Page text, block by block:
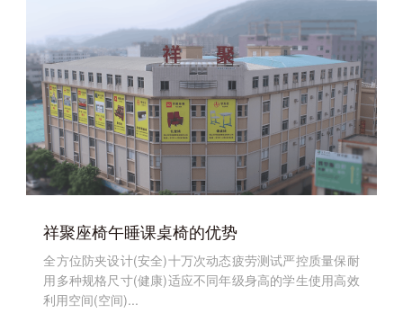
祥聚座椅午睡课桌椅的优势
全方位防夹设计(安全)十万次动态疲劳测试严控质量保耐
用多种规格尺寸(健康)适应不同年级身高的学生使用高效
利用空间(空间)...